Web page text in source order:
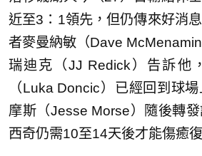
近至3：1領先，但仍傳來好消
者麥曼納敏（Dave
瑞迪克（JJ Redick）告訴他
（Luka Doncic）已經回到球
摩斯（Jesse Morse）隨後轉
西奇仍需10至14天後才能傷癒復